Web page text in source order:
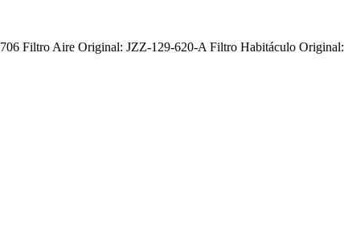
Filtro Aire Original: JZZ-129-620-A Filtro Habitáculo Original: